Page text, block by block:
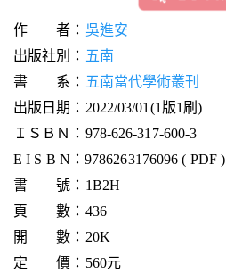
作 者： 吳進安
出版社別： 五南
書 系： 五南當代學術叢刊
出版日期：2022/03/01(1版1刷)
ＩＳＢＮ：978-626-317-600-3
E I S B N：9786263176096 ( PDF )
書 號：1B2H
頁 數：436
開 數：20K
定 價：560元